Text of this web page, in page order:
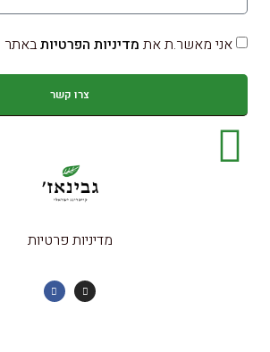
אני מאשר.ת את מדיניות הפרטיותבאתר
צרו קשר
מדיניות פרטיות